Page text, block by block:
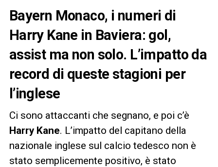
Bayern Monaco, i numeri di
Harry Kane in Baviera: gol,
assist ma non solo. L’impatto da
record di queste stagioni per
l’inglese
Ci sono attaccanti che segnano, e poi c’è
Harry Kane. L’impatto del capitano della
nazionale inglese sul calcio tedesco non è
stato semplicemente positivo, è stato